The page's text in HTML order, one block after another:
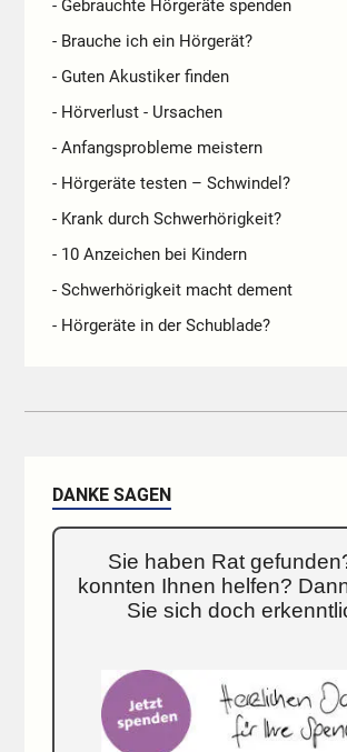
- Gebrauchte Hörgeräte spenden
- Brauche ich ein Hörgerät?
- Guten Akustiker finden
- Hörverlust - Ursachen
- Anfangsprobleme meistern
- Hörgeräte testen – Schwindel?
- Krank durch Schwerhörigkeit?
- 10 Anzeichen bei Kindern
- Schwerhörigkeit macht dement
- Hörgeräte in der Schublade?
DANKE SAGEN
Sie haben Rat
konnten Ihnen helfen?
Sie sich doch